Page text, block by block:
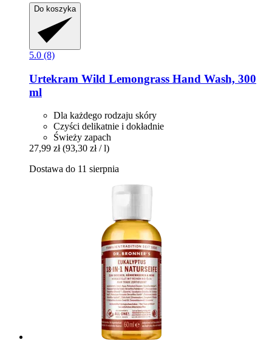
Do koszyka
5.0 (8)
Urtekram Wild Lemongrass Hand Wash, 300
ml
Dla każdego rodzaju skóry
Czyści delikatnie i dokładnie
Świeży zapach
27,99 zł (93,30 zł / l)
Dostawa do 11 sierpnia